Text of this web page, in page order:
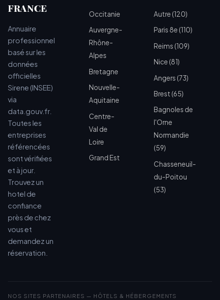
FRANCE
Annuaire
professionnel
basé sur les
données
officielles
Sirene (INSEE)
via
data.gouv.fr.
Toutes les
entreprises
référencées
sont vérifiées
et à jour.
Trouvez un
hotel de
confiance
près de chez
vous et
demandez un
réservation.
Occitanie
Auvergne-
Rhône-
Alpes
Bretagne
Nouvelle-
Aquitaine
Centre-
Val de
Loire
Grand Est
Autre (120)
Paris 8e (110)
Reims (109)
Nice (81)
Angers (73)
Brest (65)
Bagnoles de
l'Orne
Normandie
(59)
Chasseneuil-
du-Poitou
(53)
NOS SITES PARTENAIRES — HÔTELS & HÉBERGEMENTS